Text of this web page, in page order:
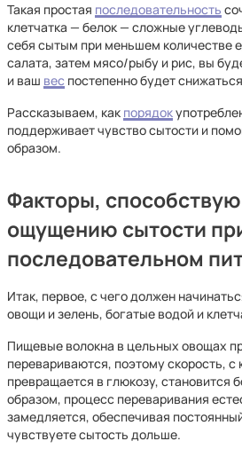
Такая простая последовательность
клетчатка — белок — сложные
себя сытым при меньшем количестве
салата, затем мясо/рыбу и рис, вы
и ваш вес постепенно будет
Рассказываем, как порядок
поддерживает чувство сытости и
образом.
Факторы,
ощущению сытости
последовательном
Итак, первое, с чего должен
овощи и зелень, богатые водой и
Пищевые волокна в цельных овощах
перевариваются, поэтому скорость, с
превращается в глюкозу, становится
образом, процесс переваривания
замедляется, обеспечивая
чувствуете сытость дольше.